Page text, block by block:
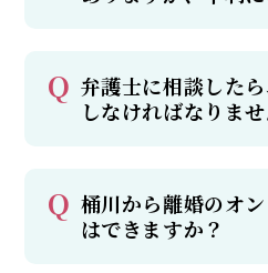
弁護士に相談した
しなければなりま
桶川から離婚のオ
はできますか？